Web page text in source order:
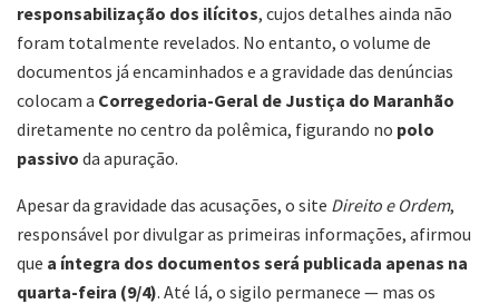
responsabilização dos ilícitos, cujos detalhes ainda não
foram totalmente revelados. No entanto, o volume de
documentos já encaminhados e a gravidade das denúncias
colocam a Corregedoria-Geral de Justiça do Maranhão
diretamente no centro da polêmica, figurando no polo
passivo da apuração.
Apesar da gravidade das acusações, o site Direito e Ordem,
responsável por divulgar as primeiras informações, afirmou
que a íntegra dos documentos será publicada apenas na
quarta-feira (9/4). Até lá, o sigilo permanece — mas os